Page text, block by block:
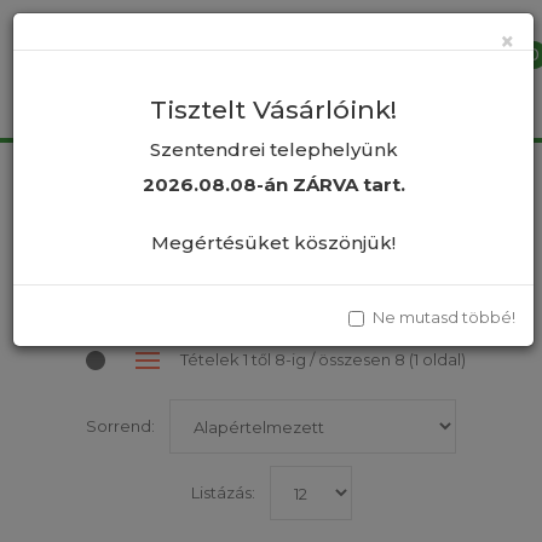
0
Keeway Robogó
Tételek 1 től 8-ig / összesen 8 (1 oldal)
Sorrend:
Listázás:
×
Tisztelt Vásárlóink!
Szentendrei telephelyünk
2026.08.08-án ZÁRVA tart.
Megértésüket köszönjük!
Ne mutasd többé!